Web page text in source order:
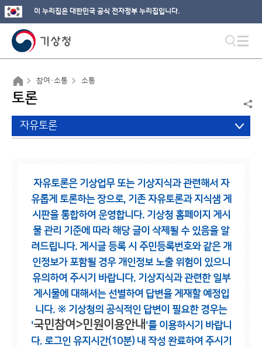
이 누리집은 대한민국 공식 전자정부 누리집입니다.
참여·소통 소통
토론
자유토론
자유토론은 기상업무 또는 기상지식과 관련해서 자
유롭게 토론하는 장으로, 기존 자유토론과 지식샘 게
시판을 통합하여 운영합니다. 기상청 홈페이지 게시
물 관리 기준에 따라 해당 글이 삭제될 수 있음을 알
려드립니다. 게시글 등록 시 주민등록번호와 같은 개
인정보가 포함될 경우 개인정보 노출 위험이 있으니
유의하여 주시기 바랍니다. 기상지식과 관련한 일부
게시물에 대해서는 선별하여 답변을 게재할 예정입
니다. ※ 기상청의 공식적인 답변이 필요한 경우는
'국민참여>민원이용안내 '를 이용하시기 바랍니
다. 로그인 유지시간(10분) 내 작성 완료하여 주시기